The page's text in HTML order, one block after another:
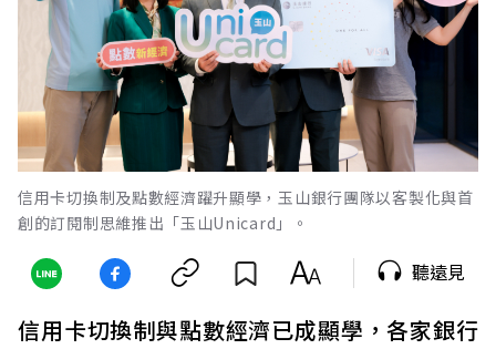
信用卡切換制及點數經濟躍升顯學，玉山銀行團隊以客製化與首
創的訂閱制思維推出「玉山Unicard」。
聽遠見
信用卡切換制與點數經濟已成顯學，各家銀行